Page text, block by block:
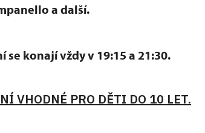
a další.
se konají vždy v 19:15 a 21:30.
VHODNÉ PRO DĚTI DO 10 LET.